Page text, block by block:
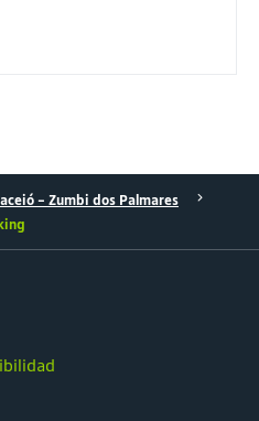
- Zumbi dos Palmares